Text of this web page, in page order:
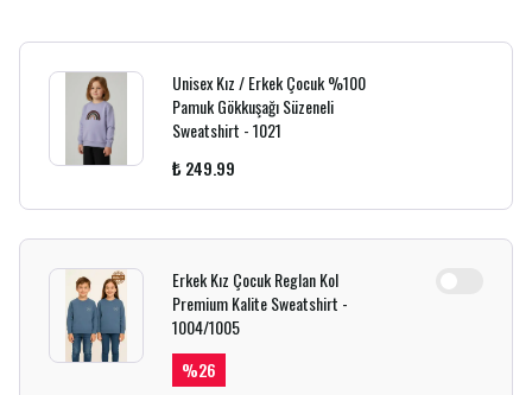
Unisex Kız / Erkek Çocuk %100
Pamuk Gökkuşağı Süzeneli
Sweatshirt - 1021
₺ 249.99
Erkek Kız Çocuk Reglan Kol
Premium Kalite Sweatshirt -
1004/1005
%26